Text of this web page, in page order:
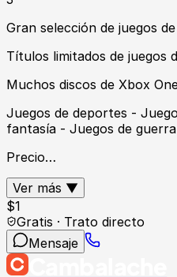
Gran selección de juegos
Títulos limitados de juegos
Muchos discos de Xbox
Juegos de deportes -
fantasía - Juegos de
Precio…
Ver más ▼
$1
Gratis · Trato directo
Mensaje